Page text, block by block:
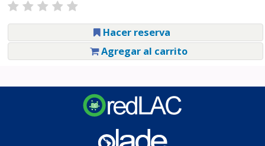
Hacer reserva
Agregar al carrito